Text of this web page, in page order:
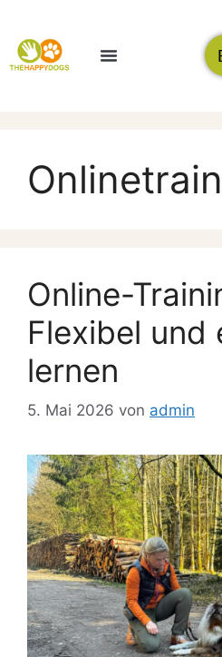
Online-
Flexibel und
lernen
5. Mai 2026 von admin